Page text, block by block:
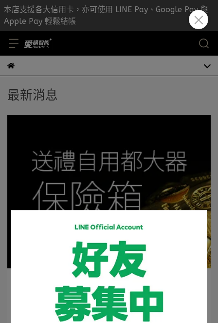
本店支援各大信用卡，亦可使用 LINE Pay、Google Pay 與
Apple Pay 輕鬆結帳
最新消息
送禮自用都大器的保險箱這裡有!五款時尚又
實用的機型介紹
新店棠 | 2024-08-18